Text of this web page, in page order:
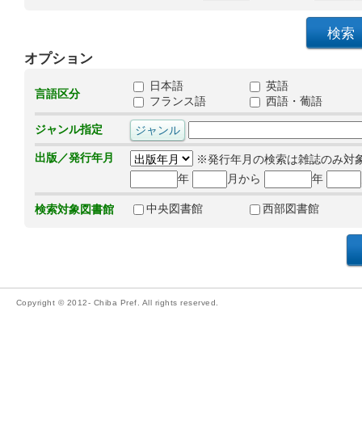
オプション
言語区分
日本語
英語
フランス語
西語・葡語
ジャンル指定
出版／発行年月
※発行年月の検索は雑誌のみ対
年
月から 年
検索対象図書館 中央図書館 西部図書館
Copyright © 2012- Chiba Pref. All rights reserved.